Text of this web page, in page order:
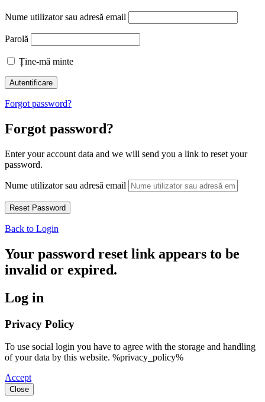
Nume utilizator sau adresă email
Parolă
Ține-mă minte
Forgot password?
Forgot password?
Enter your account data and we will send you a link to reset your
password.
Nume utilizator sau adresă email
Back to Login
Your password reset link appears to be
invalid or expired.
Log in
Privacy Policy
To use social login you have to agree with the storage and handling
of your data by this website. %privacy_policy%
Accept
Close